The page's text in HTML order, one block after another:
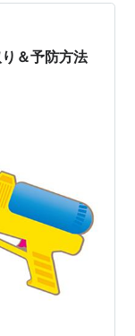
ットに、 息子
り付くシリー
いように注意
＆予防方法